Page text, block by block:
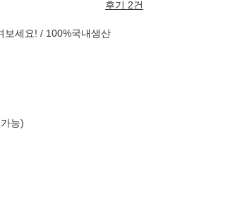
후기 2건
보세요! / 100%국내생산
능)